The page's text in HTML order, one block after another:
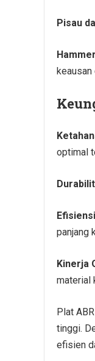
Pisau
keausan
optimal
panjang
Kinerja
material
Plat
tinggi.
efisien